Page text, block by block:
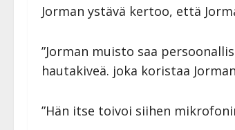
Jorman ystävä kertoo, että
”Jorman muisto saa
hautakiveä. joka koristaa
”Hän itse toivoi siihen